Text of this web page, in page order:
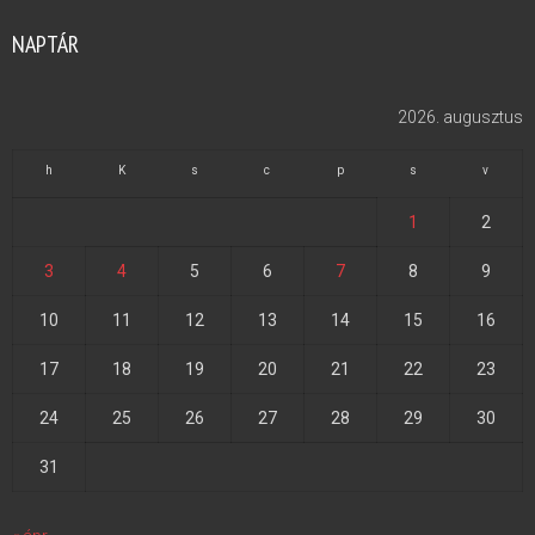
NAPTÁR
2026. augusztus
h K s c p s v
1 2
3 4 5 6 7 8 9
10 11 12 13 14 15 16
17 18 19 20 21 22 23
24 25 26 27 28 29 30
31